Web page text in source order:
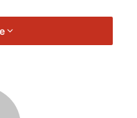
Negeri memilih
kepada rakyat melalui
boleh diukur semata-